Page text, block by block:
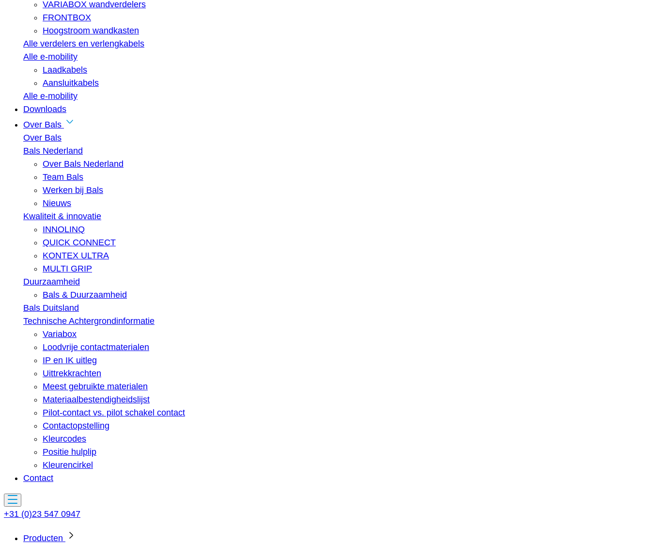
VARIABOX wandverdelers
FRONTBOX
Hoogstroom wandkasten
Alle verdelers en verlengkabels
Alle e-mobility
Laadkabels
Aansluitkabels
Alle e-mobility
Downloads
Over Bals
Over Bals
Bals Nederland
Over Bals Nederland
Team Bals
Werken bij Bals
Nieuws
Kwaliteit & innovatie
INNOLINQ
QUICK CONNECT
KONTEX ULTRA
MULTI GRIP
Duurzaamheid
Bals & Duurzaamheid
Bals Duitsland
Technische Achtergrondinformatie
Variabox
Loodvrije contactmaterialen
IP en IK uitleg
Uittrekkrachten
Meest gebruikte materialen
Materiaalbestendigheidslijst
Pilot-contact vs. pilot schakel contact
Contactopstelling
Kleurcodes
Positie hulplip
Kleurencirkel
Contact
+31 (0)23 547 0947
Producten